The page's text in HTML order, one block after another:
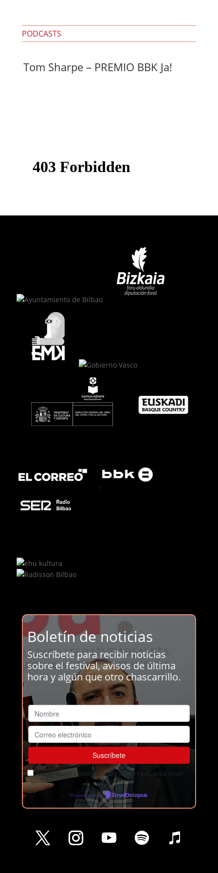
PODCASTS
Tom Sharpe – PREMIO BBK Ja!
.
Boletín de noticias
Suscríbete para recibir noticias
sobre el festival, avisos de última
hora y algún que otro chascarrillo.
Acepto recibir comunicaciones del Ja! Festival vía email.
Powered by EmailOctopus